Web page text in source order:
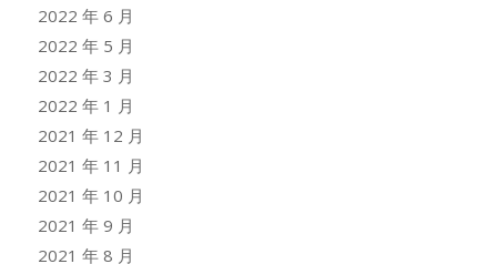
2022 年 6 月
2022 年 5 月
2022 年 3 月
2022 年 1 月
2021 年 12 月
2021 年 11 月
2021 年 10 月
2021 年 9 月
2021 年 8 月